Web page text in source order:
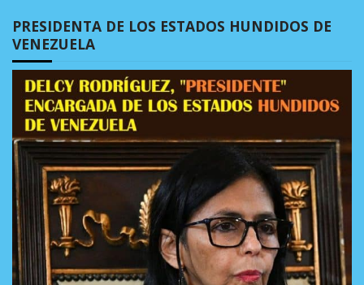
PRESIDENTA DE LOS ESTADOS HUNDIDOS DE
VENEZUELA